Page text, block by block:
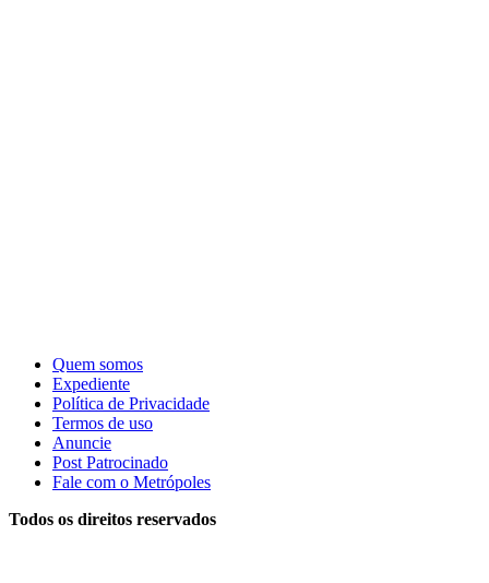
Quem somos
Expediente
Política de Privacidade
Termos de uso
Anuncie
Post Patrocinado
Fale com o Metrópoles
Todos os direitos reservados